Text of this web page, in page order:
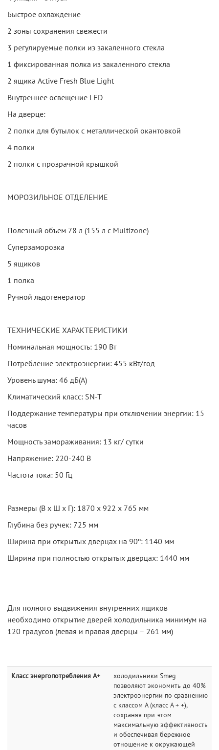
Быстрое охлаждение
2 зоны сохранения свежести
3 регулируемые полки из закаленного стекла
1 фиксированная полка из закаленного стекла
2 ящика Active Fresh Blue Light
Внутреннее освещение LED
На дверце:
2 полки для бутылок с металлической окантовкой
4 полки
2 полки с прозрачной крышкой
МОРОЗИЛЬНОЕ ОТДЕЛЕНИЕ
Полезный объем 78 л (155 л с Multizone)
Суперзаморозка
5 ящиков
1 полка
Ручной льдогенератор
ТЕХНИЧЕСКИЕ ХАРАКТЕРИСТИКИ
Номинальная мощность: 190 Вт
Потребление электроэнергии: 455 кВт/год
Уровень шума: 46 дБ(А)
Климатический класс: SN-T
Поддержание температуры при отключении энергии: 15
часов
Мощность замораживания: 13 кг/ сутки
Напряжение: 220-240 В
Частота тока: 50 Гц
Размеры (В х Ш х Г): 1870 х 922 х 765 мм
Глубина без ручек: 725 мм
Ширина при открытых дверцах на 90º: 1140 мм
Ширина при полностью открытых дверцах: 1440 мм
Для полного выдвижения внутренних ящиков
необходимо открытие дверей холодильника минимум на
120 градусов (левая и правая дверцы – 261 мм)
Класс энергопотребления A+
холодильники Smeg
позволяют экономить до 40%
электроэнергии по сравнению
с классом А (класс A + +),
сохраняя при этом
максимальную эффективность
и обеспечивая бережное
отношение к окружающей